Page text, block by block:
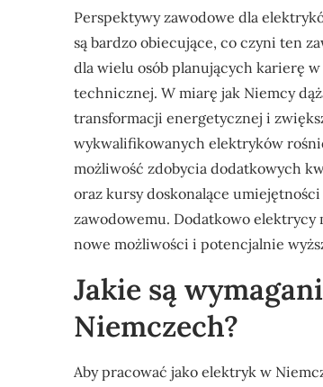
Perspektywy zawodowe dla
są bardzo obiecujące, co czyni ten
dla wielu osób planujących karierę
technicznej. W miarę jak Niemcy
transformacji energetycznej i
wykwalifikowanych elektryków
możliwość zdobycia dodatkowych
oraz kursy doskonalące
zawodowemu. Dodatkowo elektrycy
nowe możliwości i potencjalnie
Jakie są
Niemczech?
Aby pracować jako elektryk w